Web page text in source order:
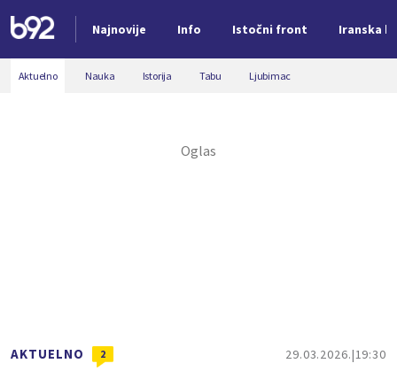
Najnovije Info Istočni front Iranska
Nova vest
Aktuelno Nauka Istorija Tabu Ljubimac
AKTUELNO 2 29.03.2026. 19:30